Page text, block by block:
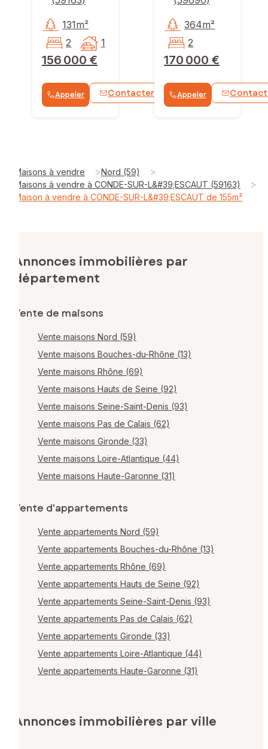
156 000 €
131m²
2
1
Appeler Contacter WhatsApp
170 000 €
364m²
2
Appeler
Maisons à vendre >Nord (59) >
Maisons à vendre à CONDE-SUR-L&#39;ESCAUT (59163) >
Maison à vendre à CONDE-SUR-L&#39;ESCAUT de 155m²
Annonces immobilières par
département
Vente de maisons
Vente maisons Nord (59)
Vente maisons Bouches-du-Rhône (13)
Vente maisons Rhône (69)
Vente maisons Hauts de Seine (92)
Vente maisons Seine-Saint-Denis (93)
Vente maisons Pas de Calais (62)
Vente maisons Gironde (33)
Vente maisons Loire-Atlantique (44)
Vente maisons Haute-Garonne (31)
Vente d'appartements
Vente appartements Nord (59)
Vente appartements Bouches-du-Rhône (13)
Vente appartements Rhône (69)
Vente appartements Hauts de Seine (92)
Vente appartements Seine-Saint-Denis (93)
Vente appartements Pas de Calais (62)
Vente appartements Gironde (33)
Vente appartements Loire-Atlantique (44)
Vente appartements Haute-Garonne (31)
Annonces immobilières par ville